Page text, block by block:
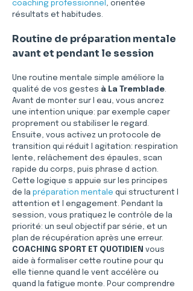
coaching professionnel , orientée
résultats et habitudes.
Routine de préparation mentale
avant et pendant le session
Une routine mentale simple améliore la
qualité de vos gestes à La Tremblade.
Avant de monter sur l eau, vous ancrez
une intention unique: par exemple caper
proprement ou stabiliser le regard.
Ensuite, vous activez un protocole de
transition qui réduit l agitation: respiration
lente, relâchement des épaules, scan
rapide du corps, puis phrase d action.
Cette logique s appuie sur les principes
de la préparation mentale qui structurent l
attention et l engagement. Pendant la
session, vous pratiquez le contrôle de la
priorité: un seul objectif par série, et un
plan de récupération après une erreur.
COACHING SPORT ET QUOTIDIEN vous
aide à formaliser cette routine pour qu
elle tienne quand le vent accélère ou
quand la fatigue monte. Pour comprendre